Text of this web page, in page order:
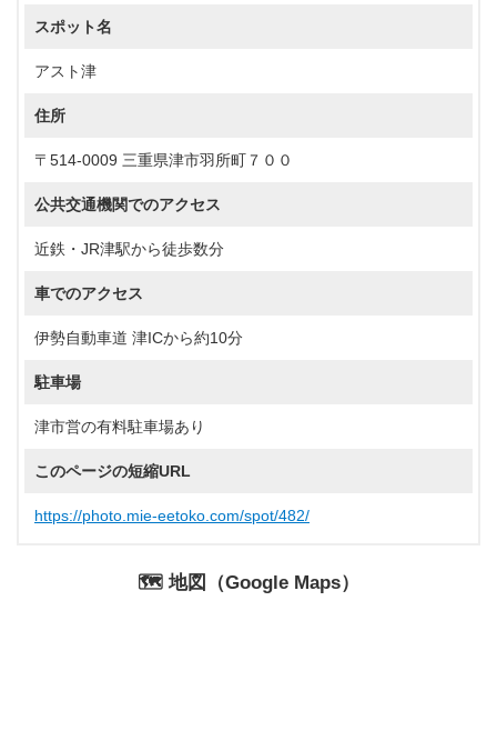
スポット名
アスト津
住所
〒514-0009 三重県津市羽所町７００
公共交通機関でのアクセス
近鉄・JR津駅から徒歩数分
車でのアクセス
伊勢自動車道 津ICから約10分
駐車場
津市営の有料駐車場あり
このページの短縮URL
https://photo.mie-eetoko.com/spot/482/
🗺️ 地図（Google Maps）